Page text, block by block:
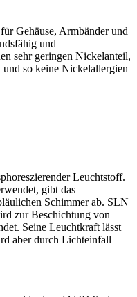
Gehäuse, Armbänder und
und
sehr geringen Nickelanteil,
so keine Nickelallergien
Leuchtstoff.
gibt das
Schimmer ab. SLN
zur Beschichtung von
Seine Leuchtkraft lässt
aber durch Lichteinfall